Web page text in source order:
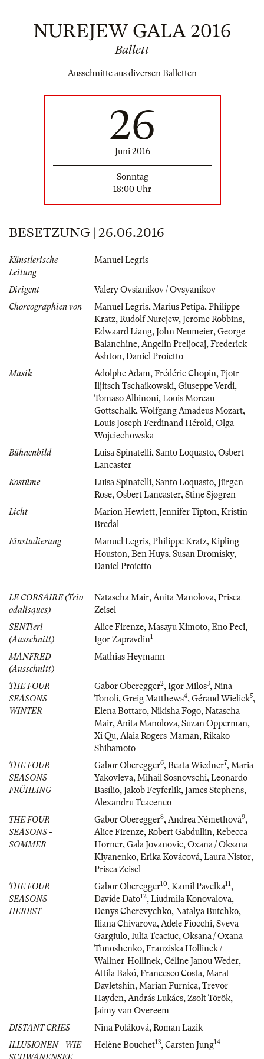
NUREJEW GALA 2016
Ballett
Ausschnitte aus diversen Balletten
26
Juni 2016
Sonntag
18:00 Uhr
BESETZUNG | 26.06.2016
Künstlerische
Leitung
Manuel Legris
Dirigent
Valery Ovsianikov / Ovsyanikov
Choreographien von
Manuel Legris, Marius Petipa, Philippe
Kratz, Rudolf Nurejew, Jerome Robbins,
Edwaard Liang, John Neumeier, George
Balanchine, Angelin Preljocaj, Frederick
Ashton, Daniel Proietto
Musik
Adolphe Adam, Frédéric Chopin, Pjotr
Iljitsch Tschaikowski, Giuseppe Verdi,
Tomaso Albinoni, Louis Moreau
Gottschalk, Wolfgang Amadeus Mozart,
Louis Joseph Ferdinand Hérold, Olga
Wojciechowska
Bühnenbild
Luisa Spinatelli, Santo Loquasto, Osbert
Lancaster
Kostüme
Luisa Spinatelli, Santo Loquasto, Jürgen
Rose, Osbert Lancaster, Stine Sjøgren
Licht
Marion Hewlett, Jennifer Tipton, Kristin
Bredal
Einstudierung
Manuel Legris, Philippe Kratz, Kipling
Houston, Ben Huys, Susan Dromisky,
Daniel Proietto
LE CORSAIRE (Trio
odalisques)
Natascha Mair, Anita Manolova, Prisca
Zeisel
SENTieri
(Ausschnitt)
Alice Firenze, Masayu Kimoto, Eno Peci,
Igor Zapravdin1
MANFRED
(Ausschnitt)
Mathias Heymann
THE FOUR
SEASONS -
WINTER
Gabor Oberegger2, Igor Milos3, Nina
Tonoli, Greig Matthews4, Géraud Wielick5,
Elena Bottaro, Nikisha Fogo, Natascha
Mair, Anita Manolova, Suzan Opperman,
Xi Qu, Alaia Rogers-Maman, Rikako
Shibamoto
THE FOUR
SEASONS -
FRÜHLING
Gabor Oberegger6, Beata Wiedner7, Maria
Yakovleva, Mihail Sosnovschi, Leonardo
Basílio, Jakob Feyferlik, James Stephens,
Alexandru Tcacenco
THE FOUR
SEASONS -
SOMMER
Gabor Oberegger8, Andrea Némethová9,
Alice Firenze, Robert Gabdullin, Rebecca
Horner, Gala Jovanovic, Oxana / Oksana
Kiyanenko, Erika Kovácová, Laura Nistor,
Prisca Zeisel
THE FOUR
SEASONS -
HERBST
Gabor Oberegger10, Kamil Pavelka11,
Davide Dato12, Liudmila Konovalova,
Denys Cherevychko, Natalya Butchko,
Iliana Chivarova, Adele Fiocchi, Sveva
Gargiulo, Iulia Tcaciuc, Oksana / Oxana
Timoshenko, Franziska Hollinek /
Wallner-Hollinek, Céline Janou Weder,
Attila Bakó, Francesco Costa, Marat
Davletshin, Marian Furnica, Trevor
Hayden, András Lukács, Zsolt Török,
Jaimy van Overeem
DISTANT CRIES
Nina Poláková, Roman Lazik
ILLUSIONEN - WIE
SCHWANENSEE
Hélène Bouchet13, Carsten Jung14